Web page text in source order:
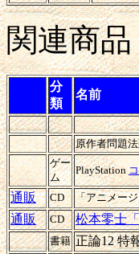
関連商品
分
類
名前
原作者問題
ゲー
ム
PlayStation
通販 CD 「アニメー
通販 CD 松本零士
書籍 正論12 特